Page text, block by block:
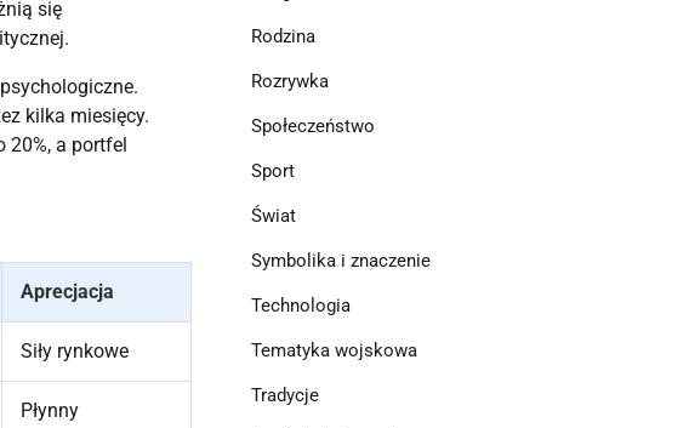
się
kilka miesięcy.
20%, a portfel
Aprecjacja
Siły rynkowe
Płynny
Rodzina
Rozrywka
Społeczeństwo
Sport
Świat
Symbolika i znaczenie
Technologia
Tematyka wojskowa
Tradycje